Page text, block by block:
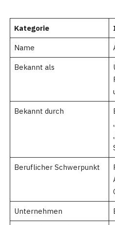
Kategorie
Name
Bekannt als
Bekannt durch
Beruflicher Schwerpunkt
Unternehmen